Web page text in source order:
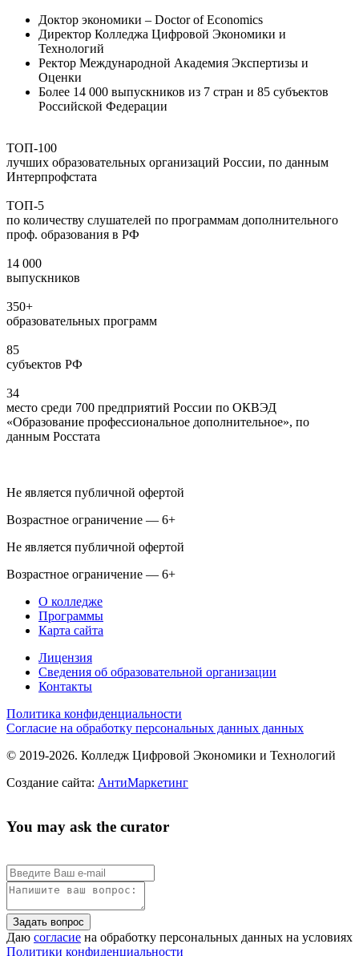
Доктор экономики – Doctor of Economics
Директор Колледжа Цифровой Экономики и
Технологий
Ректор Международной Академия Экспертизы и
Оценки
Более 14 000 выпускников из 7 стран и 85 субъектов
Российской Федерации
ТОП-100
лучших образовательных организаций России, по данным
Интерпрофстата
ТОП-5
по количеству слушателей по программам дополнительного
проф. образования в РФ
14 000
выпускников
350+
образовательных программ
85
субъектов РФ
34
место среди 700 предприятий России по ОКВЭД
«Образование профессиональное дополнительное», по
данным Росстата
Не является публичной офертой
Возрастное ограничение — 6+
Не является публичной офертой
Возрастное ограничение — 6+
О колледже
Программы
Карта сайта
Лицензия
Сведения об образовательной организации
Контакты
Политика конфиденциальности
Согласие на обработку персональных данных данных
© 2019-2026. Колледж Цифровой Экономики и Технологий
Создание сайта: АнтиМаркетинг
You may ask the curator
Задать вопрос
Даю согласие на обработку персональных данных на условиях
Политики конфиденциальности